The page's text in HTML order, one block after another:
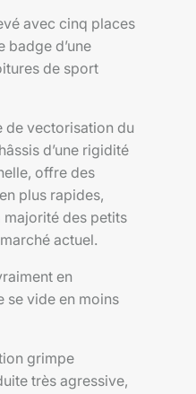
avec cinq places
badge d’une
de sport
de vectorisation du
d’une rigidité
offre des
plus rapides,
majorité des petits
actuel.
en
se vide en moins
grimpe
très agressive,